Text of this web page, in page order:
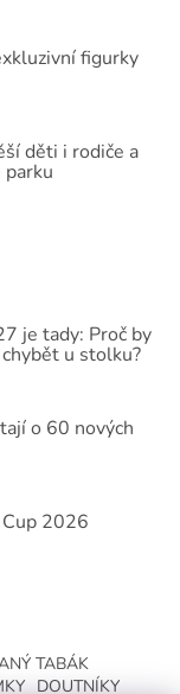
figurky
děti i rodiče a
je tady: Proč by
u stolku?
o 60 nových
2026
TABÁK
DOUTNÍKY